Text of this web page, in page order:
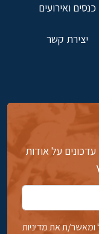
כנסים ואירועים
יצירת קשר
על אודות
ת את מדיניות